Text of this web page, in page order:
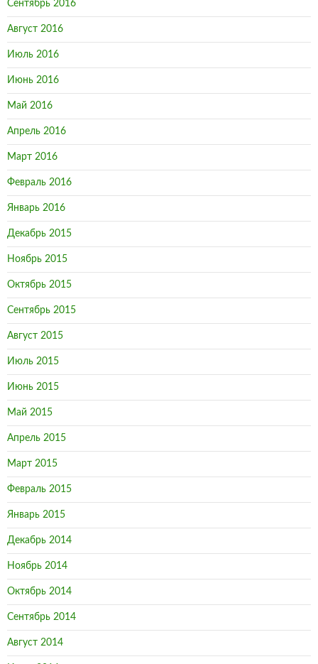
Сентябрь 2016
Август 2016
Июль 2016
Июнь 2016
Май 2016
Апрель 2016
Март 2016
Февраль 2016
Январь 2016
Декабрь 2015
Ноябрь 2015
Октябрь 2015
Сентябрь 2015
Август 2015
Июль 2015
Июнь 2015
Май 2015
Апрель 2015
Март 2015
Февраль 2015
Январь 2015
Декабрь 2014
Ноябрь 2014
Октябрь 2014
Сентябрь 2014
Август 2014